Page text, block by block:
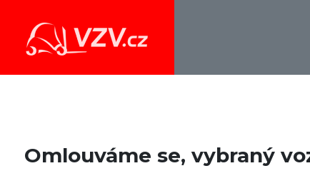
Omlouváme se, vybraný